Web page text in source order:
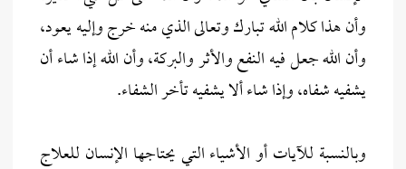
وأن هذا كلام الله تبارك وتعالى الذي منه خرج وإليه يعود،
وأن الله جعل فيه النفع والأثر والبركة، وأن الله إذا شاء أن
يشفيه شفاه، وإذا شاء ألا يشفيه تأخر الشفاء.
وبالنسبة للآيات أو الأشياء التي يحتاجها الإنسان للعلاج